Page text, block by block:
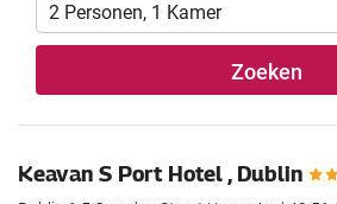
2 Personen, 1 Kamer
Zoeken
Keavan S Port Hotel , Dublin